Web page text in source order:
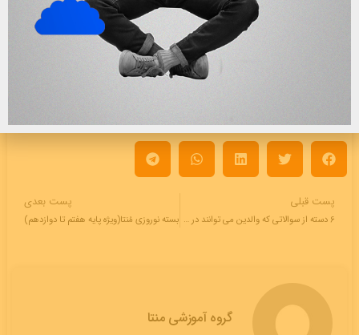
آتش‌سوزی‌های بی‌سابقه و افزایش سطح دی‌اکسید‌کربن می‌شود
که بر زندگی ما تاثیر می‌گذارد.
زیرا با این کار از آسیب‌های احتمالی بر کره‌ی زمین جلوگیری
پست قبلی
6 دسته از سوالاتی که والدین می توانند در جلسات اولیا و مربیان مطرح کنند!
پست بعدی
بسته نوروزی مُنتا(ویژه پایه هفتم تا دوازدهم)
گروه آموزشی منتا